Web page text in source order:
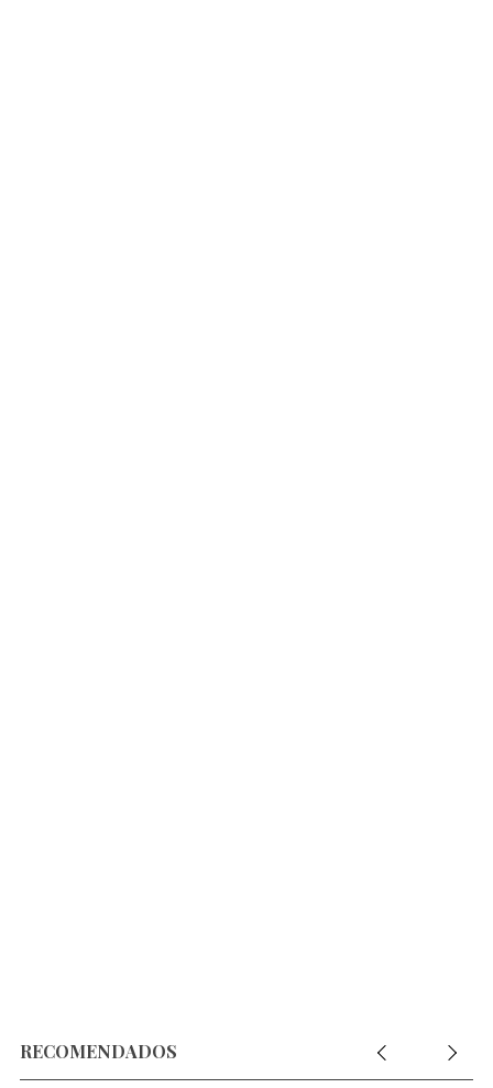
RECOMENDADOS